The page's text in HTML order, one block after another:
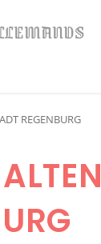
REGENBURG